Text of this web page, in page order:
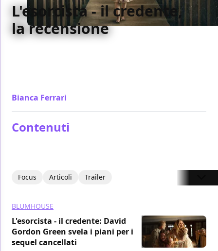
L'esorcista - il credente,
la recensione
Bianca Ferrari
Contenuti
Focus Articoli Trailer
BLUMHOUSE
L'esorcista - il credente: David
Gordon Green svela i piani per i
sequel cancellati